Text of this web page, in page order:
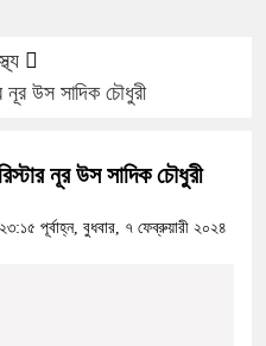
নূর উস সাদিক চৌধুরী
নূর উস সাদিক চৌধুরী
পূর্বাহ্ন, বুধবার, ৭ ফেব্রুয়ারী ২০২৪